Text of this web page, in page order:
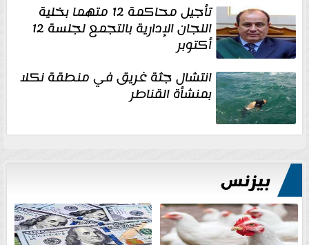
تأجيل محاكمة 12 متهما بخلية
اللجان الإدارية بالتجمع لجلسة 12
أكتوبر
انتشال جثة غريق في منطقة نكلا
بمنشأة القناطر
بيزنس